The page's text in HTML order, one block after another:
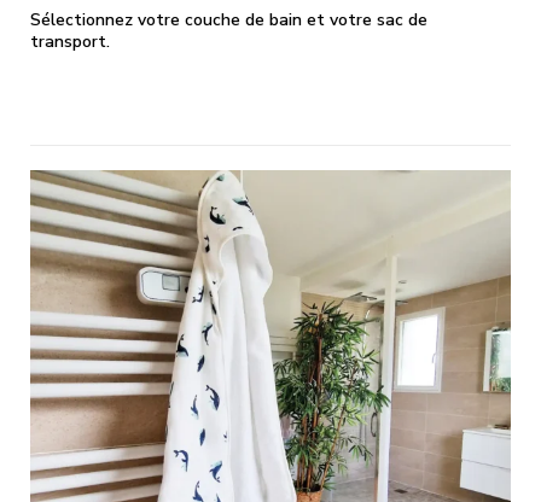
Sélectionnez votre couche de bain et votre sac de
transport.